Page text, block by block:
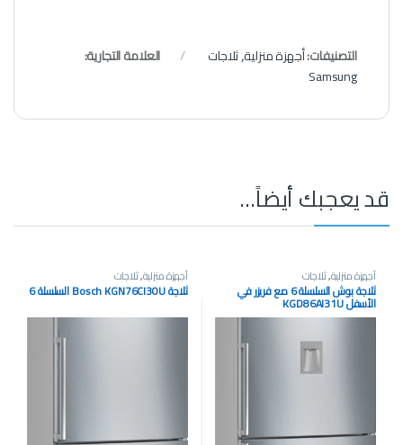
التصنيفات:أجهزة منزلية,ثلاجات
العلامة التجارية:
Samsung
قد يعجبك أيضاً…
أجهزة منزلية,ثلاجات
ثلاجة بوش السلسلة 6 مع فريزر في
الأسفل KGD86AI31U
أجهزة منزلية,ثلاجات
ثلاجة Bosch KGN76CI30U السلسلة 6